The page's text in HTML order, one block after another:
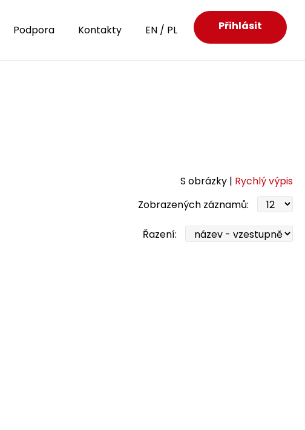
Podpora Kontakty EN / PL Přihlásit
S obrázky | Rychlý výpis
Zobrazených záznamů:
Řazení: